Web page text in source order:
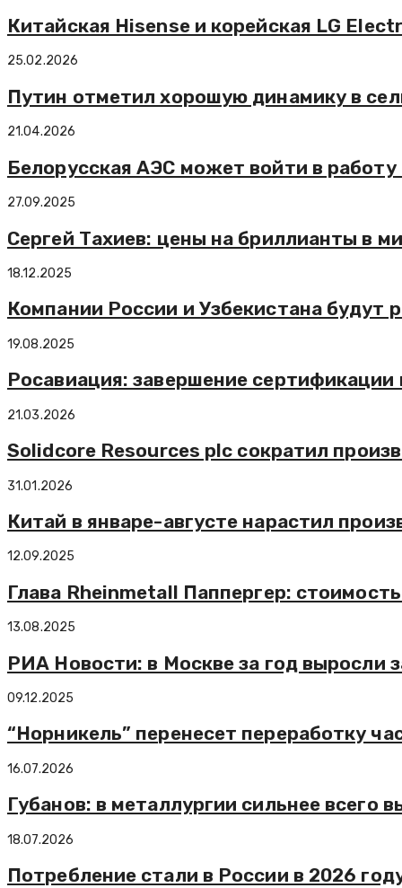
Китайская Hisense и корейская LG
25.02.2026
Путин отметил хорошую динамику в
21.04.2026
Белорусская АЭС может войти в
27.09.2025
Сергей Тахиев: цены на бриллианты в
18.12.2025
Компании России и Узбекистана будут
19.08.2025
Росавиация: завершение
21.03.2026
Solidcore Resources plc сократил
31.01.2026
Китай в январе-августе нарастил
12.09.2025
Глава Rheinmetall Паппергер:
13.08.2025
РИА Новости: в Москве за год выросли
09.12.2025
“Норникель” перенесет переработку
16.07.2026
Губанов: в металлургии сильнее
18.07.2026
Потребление стали в России в 2026